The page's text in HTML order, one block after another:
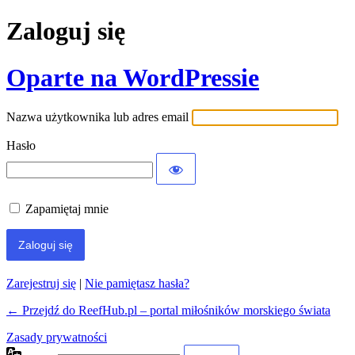
Zaloguj się
Oparte na WordPressie
Nazwa użytkownika lub adres email
Hasło
Zapamiętaj mnie
Zarejestruj się | Nie pamiętasz hasła?
← Przejdź do ReefHub.pl – portal miłośników morskiego świata
Zasady prywatności